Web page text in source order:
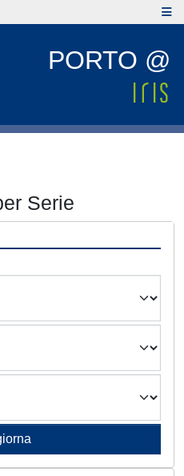
PORTO @
Serie